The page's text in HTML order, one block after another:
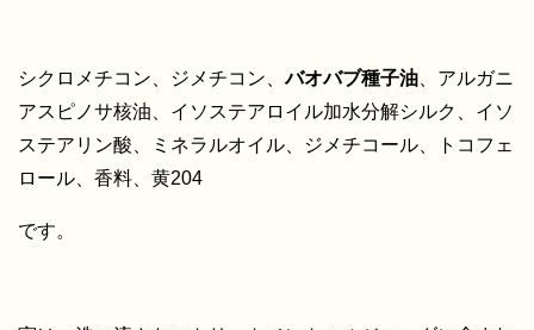
シクロメチコン、ジメチコン、バオバブ種子油 、アルガニ
アスピノサ核油、イソステアロイル加水分解シルク、イソ
ステアリン酸、ミネラルオイル、ジメチコール、トコフェ
ロール、香料、黄204
です。